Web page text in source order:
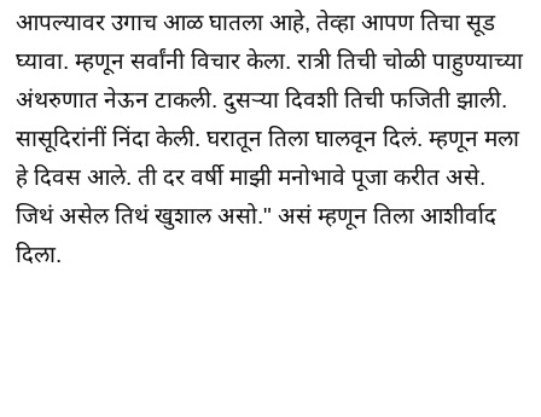
आपल्यावर उगाच आळ घातला आहे, तेव्हा आपण तिचा सूड
घ्यावा. म्हणून सर्वांनी विचार केला. रात्री तिची चोळी पाहुण्याच्या
अंथरुणात नेऊन टाकली. दुसऱ्या दिवशी तिची फजिती झाली.
सासूदिरांनीं निंदा केली. घरातून तिला घालवून दिलं. म्हणून मला
हे दिवस आले. ती दर वर्षी माझी मनोभावे पूजा करीत असे.
जिथं असेल तिथं खुशाल असो." असं म्हणून तिला आशीर्वाद
दिला.